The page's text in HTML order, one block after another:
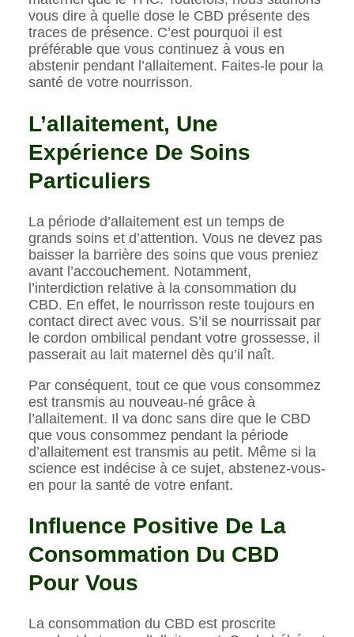
vous dire à quelle dose le CBD présente des
traces de présence. C’est pourquoi il est
préférable que vous continuez à vous en
abstenir pendant l’allaitement. Faites-le pour la
santé de votre nourrisson.
L’allaitement, Une
Expérience De Soins
Particuliers
La période d’allaitement est un temps de
grands soins et d’attention. Vous ne devez pas
baisser la barrière des soins que vous preniez
avant l’accouchement. Notamment,
l’interdiction relative à la consommation du
CBD. En effet, le nourrisson reste toujours en
contact direct avec vous. S’il se nourrissait par
le cordon ombilical pendant votre grossesse, il
passerait au lait maternel dès qu’il naît.
Par conséquent, tout ce que vous consommez
est transmis au nouveau-né grâce à
l’allaitement. Il va donc sans dire que le CBD
que vous consommez pendant la période
d’allaitement est transmis au petit. Même si la
science est indécise à ce sujet, abstenez-vous-
en pour la santé de votre enfant.
Influence Positive De La
Consommation Du CBD
Pour Vous
La consommation du CBD est proscrite